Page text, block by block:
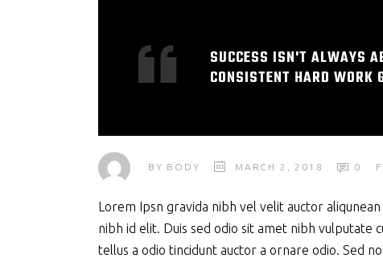
SUCCESS ISN'T ALWAYS
CONSISTENT HARD WORK
BY BODY MARCH 2, 2018 0
Lorem Ipsn gravida nibh vel velit auctor
nibh id elit. Duis sed odio sit amet nibh vulputate
tellus a odio tincidunt auctor a ornare odio. Sed